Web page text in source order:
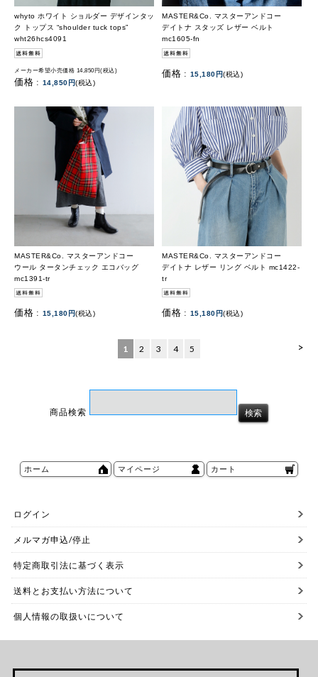
whyto ホワイト ショルダー デザインタッ
ク トップス “shoulder tuck tops”
wht26hcs4091
メーカー希望小売価格 14,850円(税込)
価格 : 14,850円(税込)
MASTER&Co. マスターアンドコー
デイトナ スタッズ レザー ベルト
mc1605-fn
価格 : 15,180円(税込)
MASTER&Co. マスターアンドコー
ウール タータンチェック エコバッグ
mc1391-tr
価格 : 15,180円(税込)
MASTER&Co. マスターアンドコー
デイトナ レザー リング ベルト mc1422-
tr
価格 : 15,180円(税込)
>
1 2 3 4 5
商品検索
ホーム マイページ カート
ログイン
メルマガ申込/停止
特定商取引法に基づく表示
送料とお支払い方法について
個人情報の取扱いについて